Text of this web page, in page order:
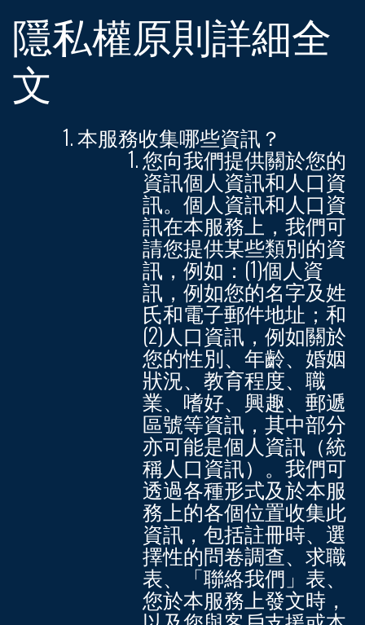
隱私權原則詳細全
文
本服務收集哪些資訊？
您向我們提供關於您的
資訊個人資訊和人口資
訊。個人資訊和人口資
訊在本服務上，我們可
請您提供某些類別的資
訊，例如：(1)個人資
訊，例如您的名字及姓
氏和電子郵件地址；和
(2)人口資訊，例如關於
您的性別、年齡、婚姻
狀況、教育程度、職
業、嗜好、興趣、郵遞
區號等資訊，其中部分
亦可能是個人資訊（統
稱人口資訊）。我們可
透過各種形式及於本服
務上的各個位置收集此
資訊，包括註冊時、選
擇性的問卷調查、求職
表、「聯絡我們」表、
您於本服務上發文時，